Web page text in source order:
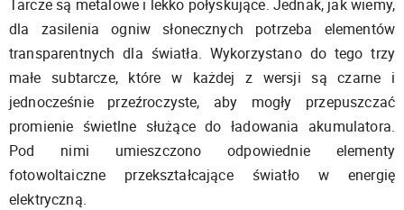
Tarcze są metalowe i lekko połyskujące. Jednak, jak wiemy,
dla zasilenia ogniw słonecznych potrzeba elementów
transparentnych dla światła. Wykorzystano do tego trzy
małe subtarcze, które w każdej z wersji są czarne i
jednocześnie przeźroczyste, aby mogły przepuszczać
promienie świetlne służące do ładowania akumulatora.
Pod nimi umieszczono odpowiednie elementy
fotowoltaiczne przekształcające światło w energię
elektryczną.